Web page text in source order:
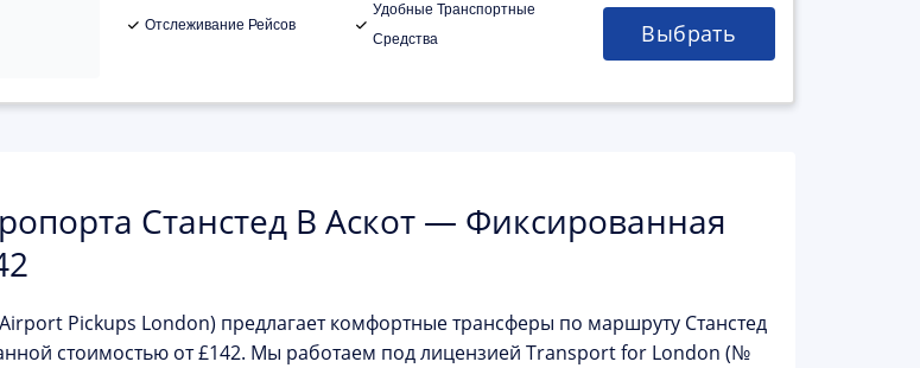
Отслеживание Рейсов
Удобные Транспортные
Средства
Выбрать
Станстед В Аскот — Фиксированная
Pickups London) предлагает комфортные трансферы по маршруту Станстед
стоимостью от£142. Мы работаем под лицензией Transport for London (№